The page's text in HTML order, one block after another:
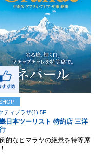
ティプラザ(1) 5F
日本ツーリスト 特約店 三洋
的なヒマラヤの絶景を特等席